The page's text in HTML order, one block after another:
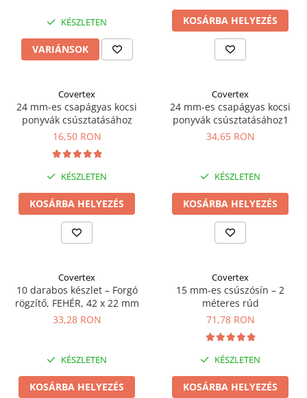
KÉSZLETEN
VARIÁNSOK
KOSÁRBA HELYEZÉS
Covertex
24 mm-es csapágyas kocsi
ponyvák csúsztatásához
16,50 RON
KÉSZLETEN
KOSÁRBA HELYEZÉS
Covertex
24 mm-es csapágyas kocsi
ponyvák csúsztatásához1
34,65 RON
KÉSZLETEN
KOSÁRBA HELYEZÉS
Covertex
10 darabos készlet – Forgó
rögzítő, FEHÉR, 42 x 22 mm
33,28 RON
KÉSZLETEN
KOSÁRBA HELYEZÉS
Covertex
15 mm-es csúszósín – 2
méteres rúd
71,78 RON
KÉSZLETEN
KOSÁRBA HELYEZÉS